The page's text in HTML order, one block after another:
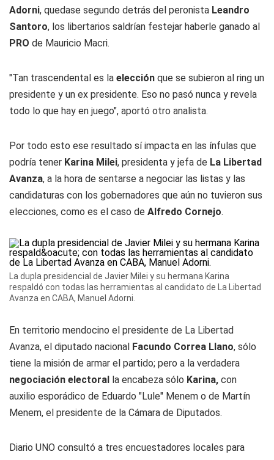
Adorni, quedase segundo detrás del peronista Leandro
Santoro, los libertarios saldrían festejar haberle ganado al
PRO de Mauricio Macri.
"Tan trascendental es la elección que se subieron al ring un
presidente y un ex presidente. Eso no pasó nunca y revela
todo lo que hay en juego", aportó otro analista.
Por todo esto ese resultado sí impacta en las ínfulas que
podría tener Karina Milei, presidenta y jefa de La Libertad
Avanza, a la hora de sentarse a negociar las listas y las
candidaturas con los gobernadores que aún no tuvieron sus
elecciones, como es el caso de Alfredo Cornejo.
La dupla presidencial de Javier Milei y su hermana Karina
respaldó con todas las herramientas al candidato de La Libertad
Avanza en CABA, Manuel Adorni.
En territorio mendocino el presidente de La Libertad
Avanza, el diputado nacional Facundo Correa Llano, sólo
tiene la misión de armar el partido; pero a la verdadera
negociación electoral la encabeza sólo Karina, con
auxilio esporádico de Eduardo "Lule" Menem o de Martín
Menem, el presidente de la Cámara de Diputados.
Diario UNO consultó a tres encuestadores locales para